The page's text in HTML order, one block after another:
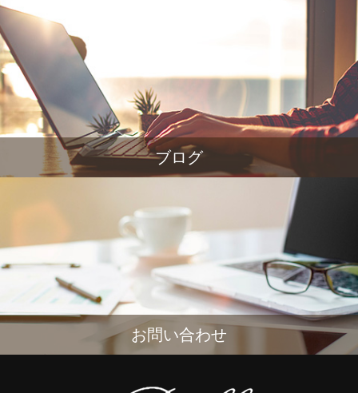
ブログ
お問い合わせ